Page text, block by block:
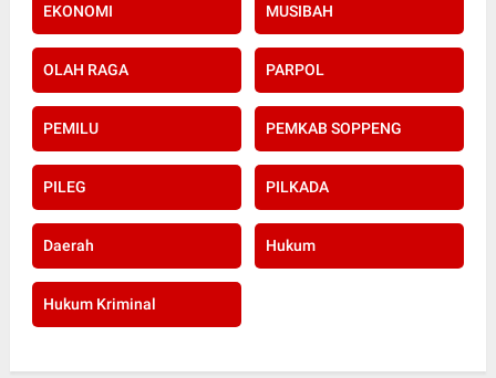
EKONOMI MUSIBAH
OLAH RAGA PARPOL
PEMILU PEMKAB SOPPENG
PILEG PILKADA
Daerah Hukum
Hukum Kriminal